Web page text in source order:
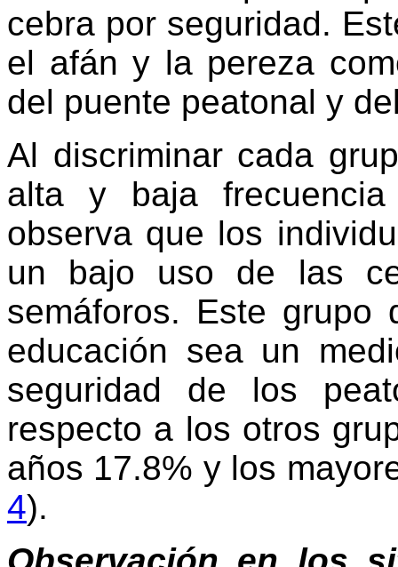
cebra por seguridad.
el afán y la pereza
del puente peatonal y
Al discriminar cada
alta y baja
observa que los
un bajo uso de las
semáforos. Este
educación sea un
seguridad de los
respecto a los otros
años 17.8% y los
4).